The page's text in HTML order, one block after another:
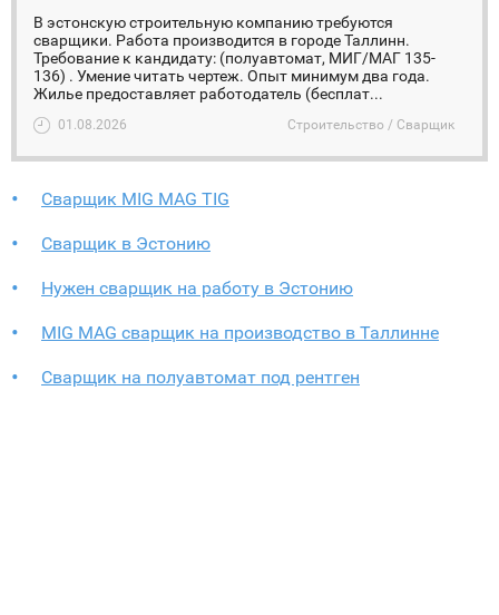
В эстонскую строительную компанию требуются
сварщики. Работа производится в городе Таллинн.
Требование к кандидату: (полуавтомат, МИГ/МАГ 135-
136) . Умение читать чертеж. Опыт минимум два года.
Жилье предоставляет работодатель (бесплат...
01.08.2026 Строительство / Сварщик
Сварщик MIG MAG TIG
Сварщик в Эстонию
Нужен сварщик на работу в Эстонию
MIG MAG сварщик на производство в Таллинне
Cварщик на полуавтомат под рентген